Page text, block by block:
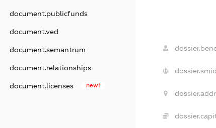
document.publicfunds
document.ved
document.semantrum
document.relationships
document.licenses new!